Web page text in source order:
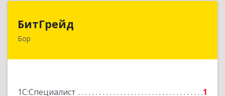
БитГрейд
Бор
1С:Специалист 1